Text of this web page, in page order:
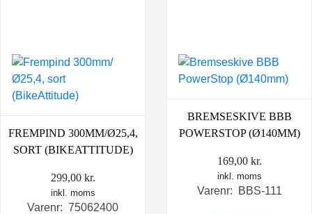
FREMPIND 300MM/Ø25,4,
SORT (BIKEATTITUDE)
299,00 kr.
inkl. moms
Varenr: 75062400
BREMSESKIVE BBB
POWERSTOP (Ø140MM)
169,00 kr.
inkl. moms
Varenr: BBS-111